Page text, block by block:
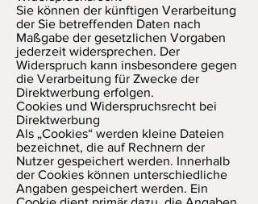
Sie können der künftigen Verarbeitung
der Sie betreffenden Daten nach
Maßgabe der gesetzlichen Vorgaben
jederzeit widersprechen. Der
Widerspruch kann insbesondere gegen
die Verarbeitung für Zwecke der
Direktwerbung erfolgen.
Cookies und Widerspruchsrecht bei
Direktwerbung
Als „Cookies“ werden kleine Dateien
bezeichnet, die auf Rechnern der
Nutzer gespeichert werden. Innerhalb
der Cookies können unterschiedliche
Angaben gespeichert werden. Ein